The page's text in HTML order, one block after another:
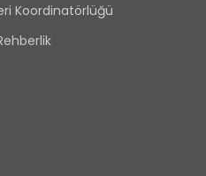
Koordinatörlüğü